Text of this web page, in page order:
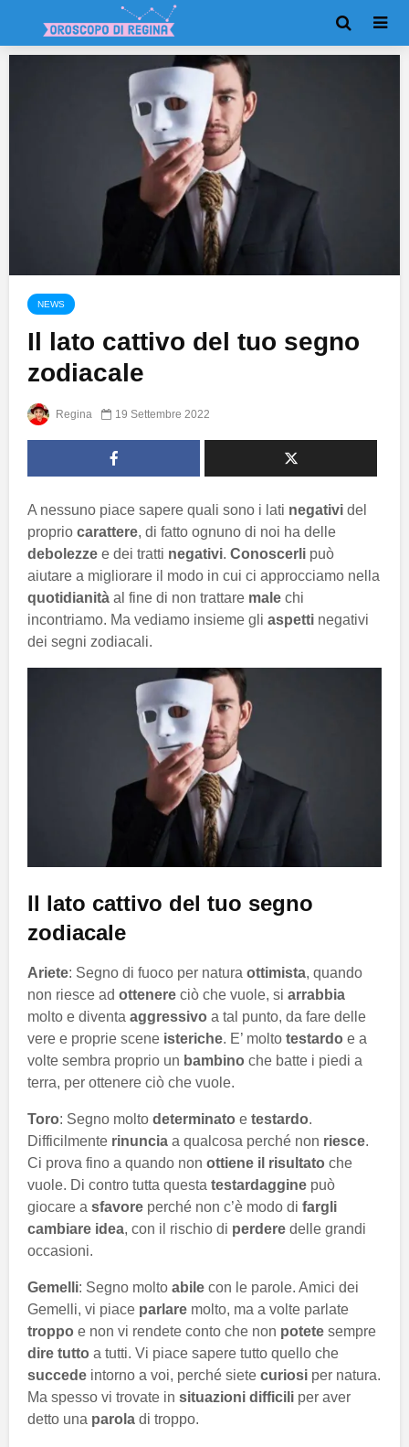
NEWS
Il lato cattivo del tuo segno
zodiacale
Regina 19 Settembre 2022
A nessuno piace sapere quali sono i lati negativi del
proprio carattere, di fatto ognuno di noi ha delle
debolezze e dei tratti negativi. Conoscerli può
aiutare a migliorare il modo in cui ci approcciamo nella
quotidianità al fine di non trattare male chi
incontriamo. Ma vediamo insieme gli aspetti negativi
dei segni zodiacali.
Il lato cattivo del tuo segno
zodiacale
Ariete: Segno di fuoco per natura ottimista, quando
non riesce ad ottenere ciò che vuole, si arrabbia
molto e diventa aggressivo a tal punto, da fare delle
vere e proprie scene isteriche. E’ molto testardo e a
volte sembra proprio un bambino che batte i piedi a
terra, per ottenere ciò che vuole.
Toro: Segno molto determinato e testardo.
Difficilmente rinuncia a qualcosa perché non riesce.
Ci prova fino a quando non ottiene il risultato che
vuole. Di contro tutta questa testardaggine può
giocare a sfavore perché non c’è modo di fargli
cambiare idea, con il rischio di perdere delle grandi
occasioni.
Gemelli: Segno molto abile con le parole. Amici dei
Gemelli, vi piace parlare molto, ma a volte parlate
troppo e non vi rendete conto che non potete sempre
dire tutto a tutti. Vi piace sapere tutto quello che
succede intorno a voi, perché siete curiosi per natura.
Ma spesso vi trovate in situazioni difficili per aver
detto una parola di troppo.